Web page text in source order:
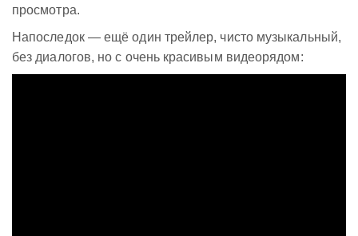
просмотра.
Напоследок — ещё один трейлер, чисто музыкальный,
без диалогов, но с очень красивым видеорядом: